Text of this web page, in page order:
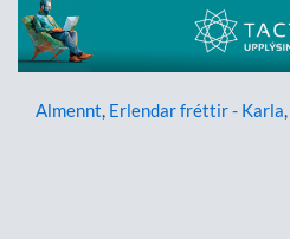
Almennt, Erlendar fréttir - Karla,